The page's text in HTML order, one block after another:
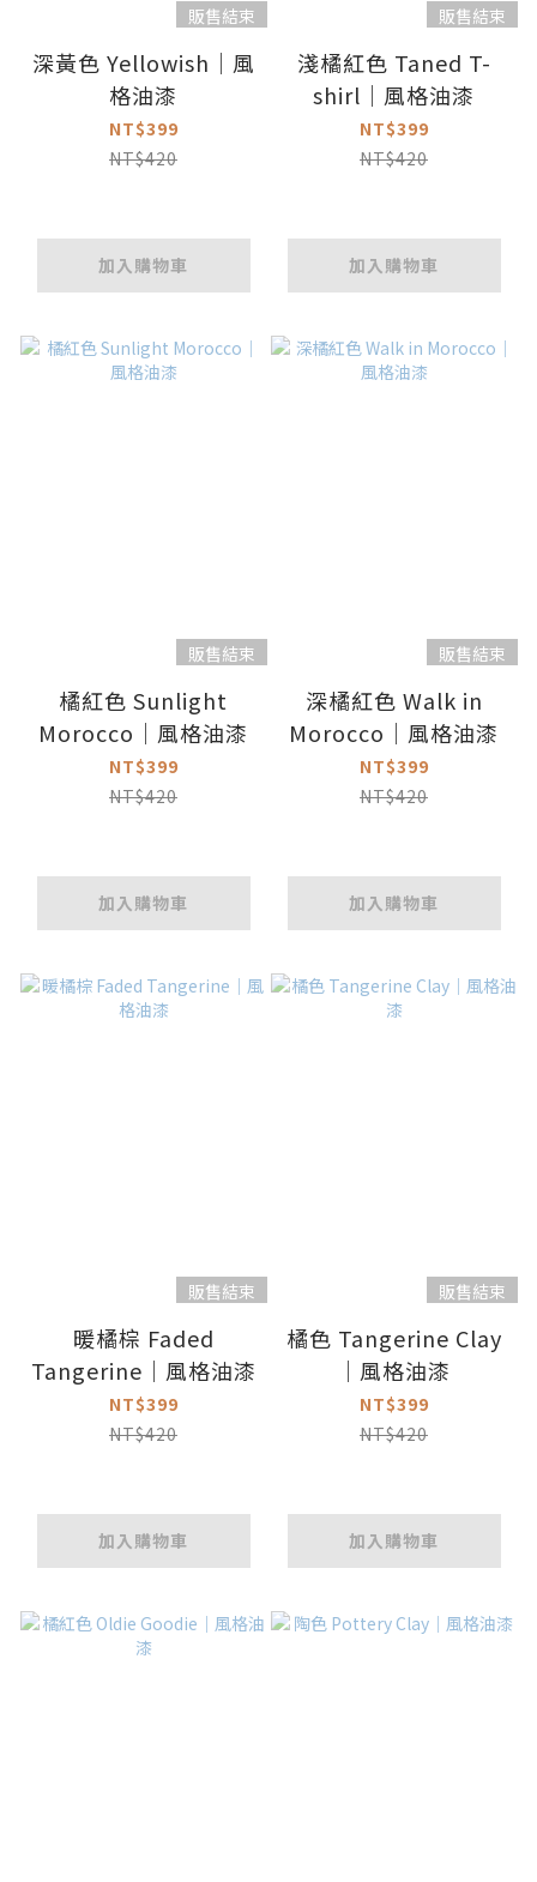
販售結束
深黃色 Yellowish｜風
格油漆
NT$399
NT$420
加入購物車
販售結束
淺橘紅色 Taned T-
shirl｜風格油漆
NT$399
NT$420
加入購物車
販售結束
橘紅色 Sunlight
Morocco｜風格油漆
NT$399
NT$420
加入購物車
販售結束
深橘紅色 Walk in
Morocco｜風格油漆
NT$399
NT$420
加入購物車
販售結束
暖橘棕 Faded
Tangerine｜風格油漆
NT$399
NT$420
加入購物車
販售結束
橘色 Tangerine Clay
｜風格油漆
NT$399
NT$420
加入購物車